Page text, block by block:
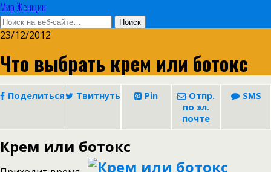
Мир Женщин
23/12/2012
Что выбрать крем или ботокс
Поделиться Твитнуть Pin
Отпр.
по эл.
почте
SMS
Крем или ботокс